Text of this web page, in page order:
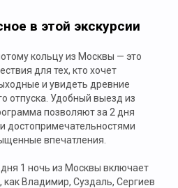
в этой экскурсии
кольцу из Москвы — это
для тех, кто хочет
и увидеть древние
отпуска. Удобный выезд из
позволяют за 2 дня
достопримечательностями
впечатления.
1 ночь из Москвы включает
Владимир, Суздаль, Сергиев